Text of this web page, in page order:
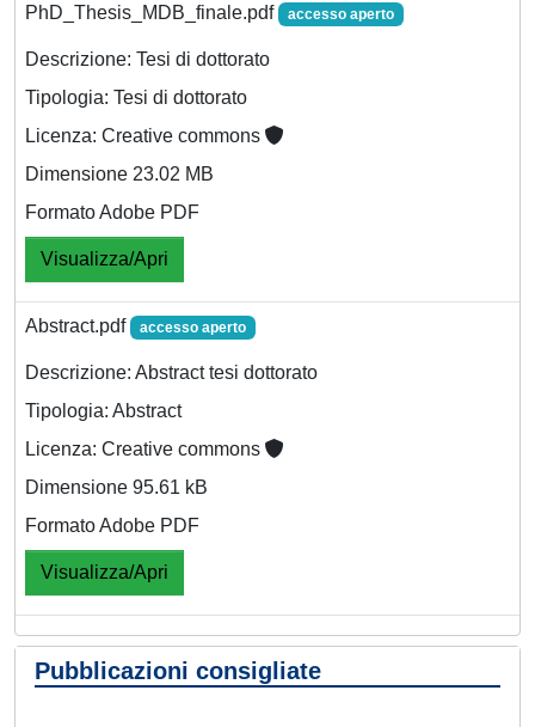
PhD_Thesis_MDB_finale.pdf accesso aperto
Descrizione: Tesi di dottorato
Tipologia: Tesi di dottorato
Licenza: Creative commons
Dimensione 23.02 MB
Formato Adobe PDF
Visualizza/Apri
Abstract.pdf accesso aperto
Descrizione: Abstract tesi dottorato
Tipologia: Abstract
Licenza: Creative commons
Dimensione 95.61 kB
Formato Adobe PDF
Visualizza/Apri
Pubblicazioni consigliate